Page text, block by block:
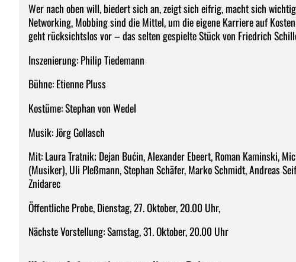
Wer nach oben will, biedert sich an, zeigt sich eifrig, macht sich
Networking, Mobbing sind die Mittel, um die eigene Karriere auf
geht rücksichtslos vor – das selten gespielte Stück von Friedrich
Inszenierung: Philip Tiedemann
Bühne: Etienne Pluss
Kostüme: Stephan von Wedel
Musik: Jörg Gollasch
Mit: Laura Tratnik; Dejan Bućin, Alexander Ebeert, Roman Kaminski,
(Musiker), Uli Pleßmann, Stephan Schäfer, Marko Schmidt, Andreas
Znidarec
Öffentliche Probe, Dienstag, 27. Oktober, 20.00 Uhr,
Nächste Vorstellung: Samstag, 31. Oktober, 20.00 Uhr